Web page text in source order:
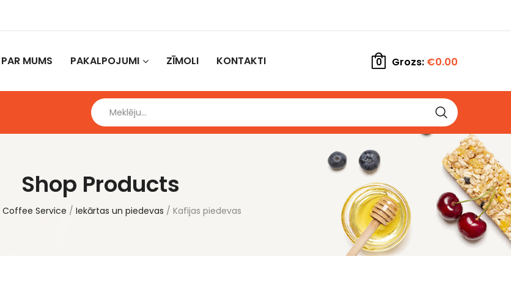
PAR MUMS PAKALPOJUMI ZĪMOLI KONTAKTI 0 Grozs: €0.00
Shop Products
Coffee Service Iekārtas un piedevas Kafijas piedevas